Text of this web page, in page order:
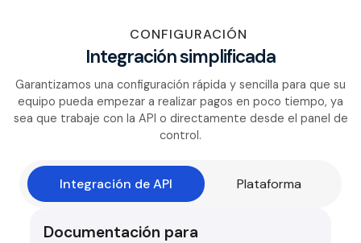
CONFIGURACIÓN
Integración simplificada
Garantizamos una configuración rápida y sencilla para que su
equipo pueda empezar a realizar pagos en poco tiempo, ya
sea que trabaje con la API o directamente desde el panel de
control.
Integración de API Plataforma
Documentación para